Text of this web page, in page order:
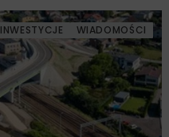
INWESTYCJE WIADOMOŚCI